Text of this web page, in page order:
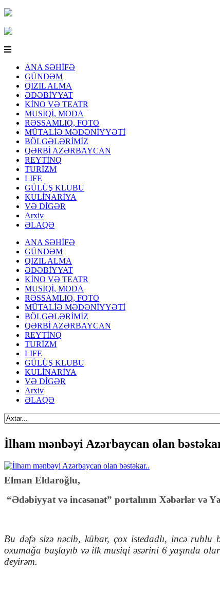
ANA SƏHİFƏ
GÜNDƏM
QIZIL ALMA
ƏDƏBİYYAT
KİNO VƏ TEATR
MUSİQİ, MODA
RƏSSAMLIQ, FOTO
MÜTALİƏ MƏDƏNİYYƏTİ
BÖLGƏLƏRİMİZ
QƏRBİ AZƏRBAYCAN
REYTİNQ
TURİZM
LIFE
GÜLÜŞ KLUBU
KULİNARİYA
VƏ DİGƏR
Arxiv
ƏLAQƏ
ANA SƏHİFƏ
GÜNDƏM
QIZIL ALMA
ƏDƏBİYYAT
KİNO VƏ TEATR
MUSİQİ, MODA
RƏSSAMLIQ, FOTO
MÜTALİƏ MƏDƏNİYYƏTİ
BÖLGƏLƏRİMİZ
QƏRBİ AZƏRBAYCAN
REYTİNQ
TURİZM
LIFE
GÜLÜŞ KLUBU
KULİNARİYA
VƏ DİGƏR
Arxiv
ƏLAQƏ
İlham mənbəyi Azərbaycan olan
Elman Eldaroğlu,
“Ədəbiyyat və incəsənət” portalının Xəbərlər və
Bu dəfə sizə nəcib, kübar, çox istedadlı, incə ruhlu
oxumağa başlayıb və ilk musiqi əsərini 6 yaşında
deyirəm.